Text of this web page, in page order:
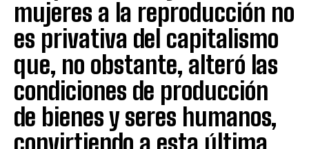
mujeres a la reproducción no
es privativa del capitalismo
que, no obstante, alteró las
condiciones de producción
de bienes y seres humanos,